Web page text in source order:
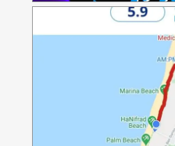
מתנדבים
של עיריית בת-ים